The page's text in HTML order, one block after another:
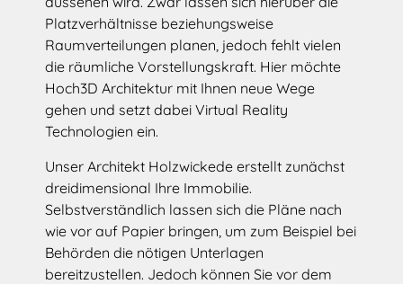
Platzverhältnisse beziehungsweise
Raumverteilungen planen, jedoch fehlt vielen
die räumliche Vorstellungskraft. Hier möchte
Hoch3D Architektur mit Ihnen neue Wege
gehen und setzt dabei Virtual Reality
Technologien ein.
Unser Architekt Holzwickede erstellt zunächst
dreidimensional Ihre Immobilie.
Selbstverständlich lassen sich die Pläne nach
wie vor auf Papier bringen, um zum Beispiel bei
Behörden die nötigen Unterlagen
bereitzustellen. Jedoch können Sie vor dem